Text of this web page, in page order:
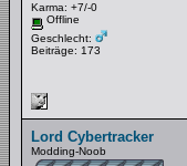
Karma: +7/-0
Offline
Geschlecht:
Beiträge: 173
Lord Cybertracker
Modding-Noob